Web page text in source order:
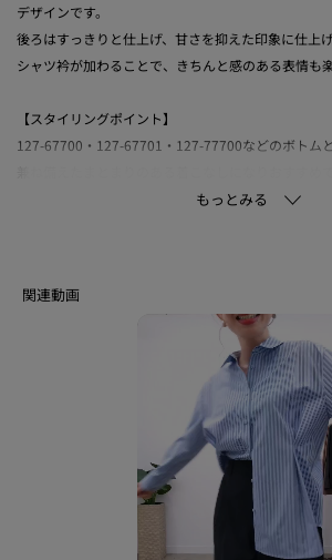
デザインです。
後ろはすっきりと仕上げ、甘さを抑えた印象に仕上げ
シャツ衿が加わることで、きちんと感のある表情も楽
【スタイリングポイント】
127-67700・127-67701・127-77700などのボトム
前をとめてシャツとして着るのはもちろん、軽く羽
【素材ポイント】
再生ポリエステル糸を使用し生地の表情感が特徴です
オフ白とオリジナルストライプの2色展開です。
※この製品は、太陽光線中の紫外線（UV）を通しに
※照明の関係により、実際よりも色味が違って見え
パソコン・スマートフォンなどの環境により、若干